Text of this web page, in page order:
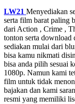
LW21 Menyediakan
serta film barat paling
dari Action , Crime ,
tonton serta download
sediakan mulai dari
bisa kamu nikmati
bisa anda pilih sesuai
1080p. Namun kami
film untuk tidak
bajakan dan kami
resmi yang memiliki